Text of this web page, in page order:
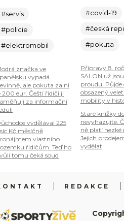
#servis
#policie
#elektromobil
značka ve
vypadá
ale pokuta za ni
200 eur. Čeští řidiči ji
za informační
vydělával 225
Kč měsíčně
vlastního
řidičům. Teď ho
tomu čeká soud
#covid-19
#česká
#pokuta
Přípravy 8.
SALON už
proudu. Půjde
obsazený
mobility v
Staré knížky
nevyhazujte.
ně platí hezké
Jejich
vydělat
REDAKCE